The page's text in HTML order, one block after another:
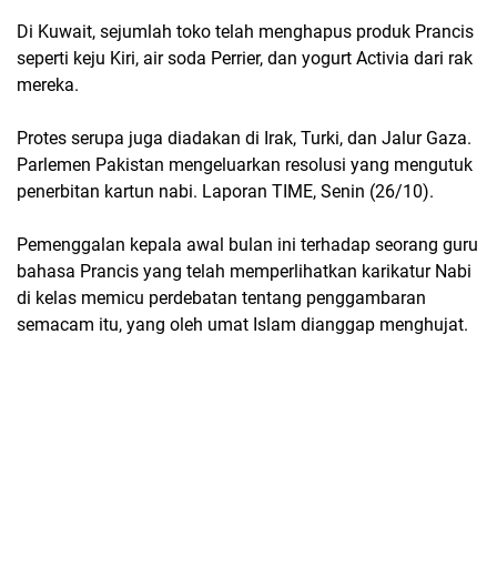
Di Kuwait, sejumlah toko telah menghapus produk Prancis
seperti keju Kiri, air soda Perrier, dan yogurt Activia dari rak
mereka.
Protes serupa juga diadakan di Irak, Turki, dan Jalur Gaza.
Parlemen Pakistan mengeluarkan resolusi yang mengutuk
penerbitan kartun nabi. Laporan TIME, Senin (26/10).
Pemenggalan kepala awal bulan ini terhadap seorang guru
bahasa Prancis yang telah memperlihatkan karikatur Nabi
di kelas memicu perdebatan tentang penggambaran
semacam itu, yang oleh umat Islam dianggap menghujat.